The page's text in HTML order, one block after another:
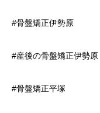
#骨盤矯正伊勢原
#産後の骨盤矯正伊勢原
#骨盤矯正平塚